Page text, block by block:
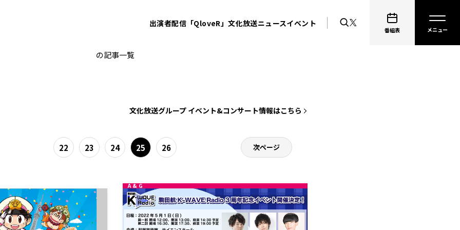
出演者配信「QloveR」文化放送ニュースイベント
番組表
の記事一覧
文化放送グループ イベント&コンサート情報はこちら
22 23 24 25 26 次ページ